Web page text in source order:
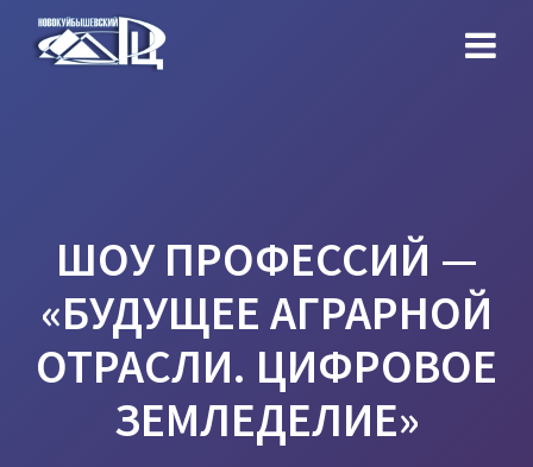
ШОУ ПРОФЕССИЙ —
«БУДУЩЕЕ АГРАРНОЙ
ОТРАСЛИ. ЦИФРОВОЕ
ЗЕМЛЕДЕЛИЕ»